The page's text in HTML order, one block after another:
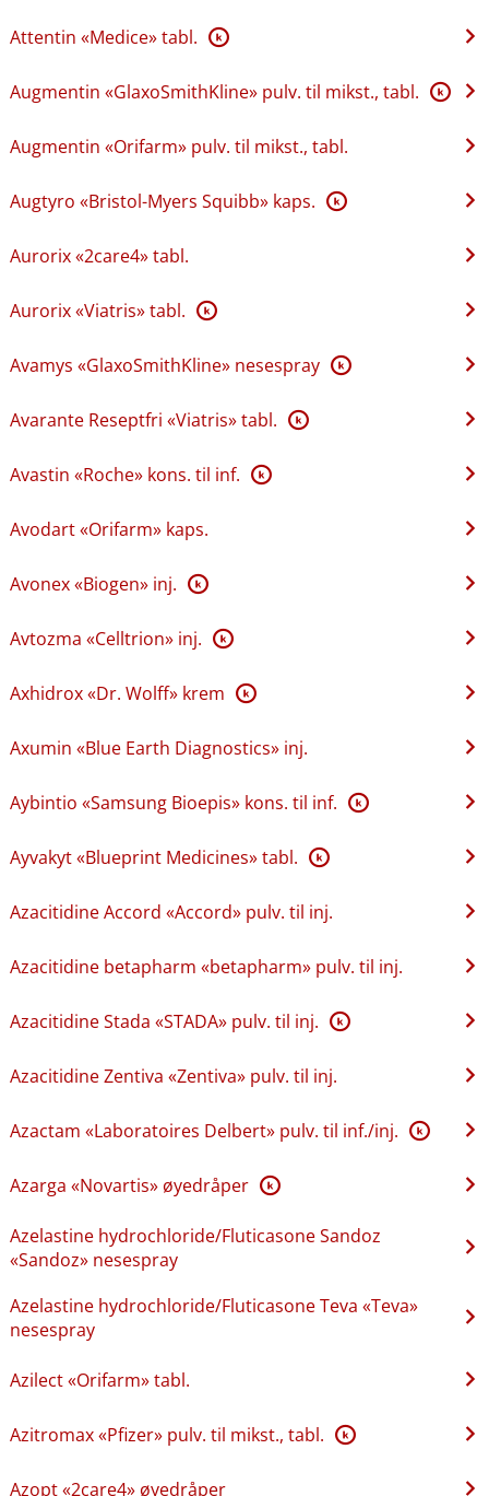
Attentin «Medice» tabl. K
Augmentin «GlaxoSmithKline» pulv. til mikst., tabl. K
Augmentin «Orifarm» pulv. til mikst., tabl.
Augtyro «Bristol-Myers Squibb» kaps. K
Aurorix «2care4» tabl.
Aurorix «Viatris» tabl. K
Avamys «GlaxoSmithKline» nesespray K
Avarante Reseptfri «Viatris» tabl. K
Avastin «Roche» kons. til inf. K
Avodart «Orifarm» kaps.
Avonex «Biogen» inj. K
Avtozma «Celltrion» inj. K
Axhidrox «Dr. Wolff» krem K
Axumin «Blue Earth Diagnostics» inj.
Aybintio «Samsung Bioepis» kons. til inf. K
Ayvakyt «Blueprint Medicines» tabl. K
Azacitidine Accord «Accord» pulv. til inj.
Azacitidine betapharm «betapharm» pulv. til inj.
Azacitidine Stada «STADA» pulv. til inj. K
Azacitidine Zentiva «Zentiva» pulv. til inj.
Azactam «Laboratoires Delbert» pulv. til inf.​/​inj. K
Azarga «Novartis» øyedråper K
Azelastine hydrochloride​/​Fluticasone Sandoz
«Sandoz» nesespray
Azelastine hydrochloride​/​Fluticasone Teva «Teva»
nesespray
Azilect «Orifarm» tabl.
Azitromax «Pfizer» pulv. til mikst., tabl. K
Azopt «2care4» øyedråper